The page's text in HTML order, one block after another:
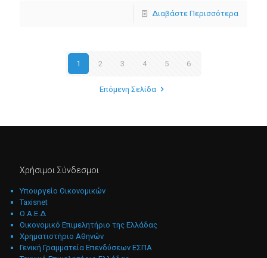
Διαβάστε Περισσότερα
1 2 3 4 5 6
Επόμενη Σελίδα
Χρήσιμοι Σύνδεσμοι
Υπουργείο Οικονομικών
Taxisnet
Ο.Α.Ε.Δ
Οικονομικό Επιμελητήριο της Ελλάδας
Χρηματιστήριο Αθηνών
Γενική Γραμματεία Επενδύσεων ΕΣΠΑ